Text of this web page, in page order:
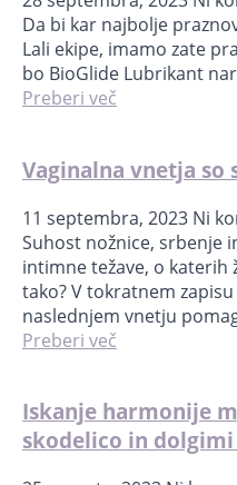
Da bi kar najbolje
Lali ekipe, imamo zate
bo BioGlide Lubrikant
Preberi več
Vaginalna vnetja
11 septembra, 2023 Ni
Suhost nožnice, srbenje
intimne težave, o katerih
tako? V tokratnem
naslednjem vnetju
Preberi več
Iskanje harmonije
skodelico in